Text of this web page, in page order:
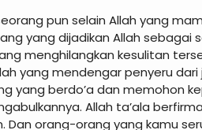
pun selain Allah yang
yang dijadikan Allah sebagai
menghilangkan kesulitan
yang mendengar penyeru dari
yang berdo’a dan memohon
Allah ta’ala
Dan orang-orang yang kamu